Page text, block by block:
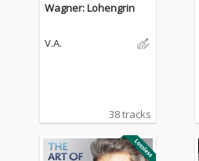
Wagner: Lohengrin
V.A.
38 tracks